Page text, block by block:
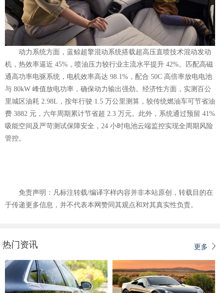
动力系统方面，蓝鲸超擎混动系统搭载超高压直喷技术混动发动
机，热效率逼近 45%，喷油压力较行业主流水平提升 42%。匹配高磁
通高功率电驱系统，电机效率高达 98.1%，配合 50C 高倍率放电电池
与 80kW 峰值放电功率，确保动力输出强劲。经济性方面，实测百公
里城区油耗 2.98L，按年行驶 1.5 万公里测算，较传统燃油车可节省油
费 3882 元，六年周期累计节省超 2.3 万元。此外，系统通过预留 41%
吸能空间及严苛测试保障安全，24 小时电池云端监控实现全周期风险
管控。
免责声明：凡标注转载/编译字样内容并非本站原创，转载目的在
于传递更多信息，并不代表本网赞同其观点和对其真实性负责。
更多
热门资讯